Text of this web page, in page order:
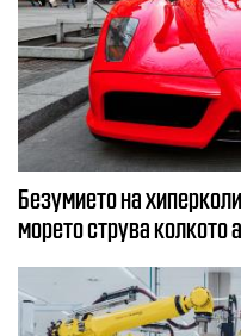
Безумието на
морето струва колкото